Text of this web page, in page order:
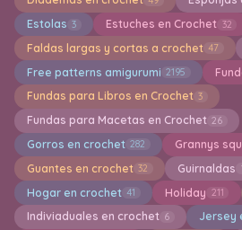
Estolas 3 Estuches en Crochet 32
Faldas largas y cortas a crochet 47
Free patterns amigurumi 2195
Fundas para Libros en Crochet 3
Fundas para Macetas en Crochet 26
Gorros en crochet 282 Grannys
Guantes en crochet 32 Guirnaldas
Hogar en crochet 41 Holiday 211
Indiviaduales en crochet 6 Jersey